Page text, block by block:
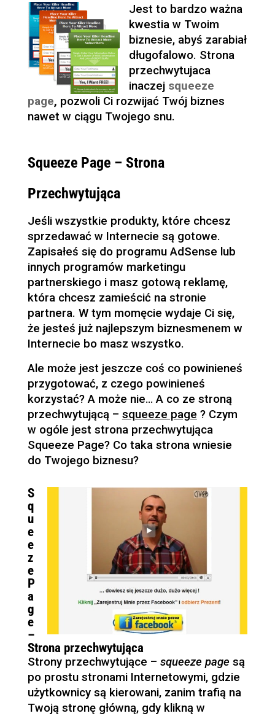
Jest to bardzo ważna
kwestia w Twoim
biznesie, abyś zarabiał
długofalowo. Strona
przechwytujaca
inaczej squeeze
page, pozwoli Ci rozwijać Twój biznes
nawet w ciągu Twojego snu.
Squeeze Page – Strona
Przechwytująca
Jeśli wszystkie produkty, które chcesz
sprzedawać w Internecie są gotowe.
Zapisałeś się do programu AdSense lub
innych programów marketingu
partnerskiego i masz gotową reklamę,
która chcesz zamieścić na stronie
partnera. W tym momęcie wydaje Ci się,
że jesteś już najlepszym biznesmenem w
Internecie bo masz wszystko.
Ale może jest jeszcze coś co powinieneś
przygotować, z czego powinieneś
korzystać? A może nie… A co ze stroną
przechwytującą – squeeze page ? Czym
w ogóle jest strona przechwytująca
Squeeze Page? Co taka strona wniesie
do Twojego biznesu?
S
q
u
e
e
z
e
P
a
g
e
–
Strona przechwytująca
Strony przechwytujące – squeeze page są
po prostu stronami Internetowymi, gdzie
użytkownicy są kierowani, zanim trafią na
Twoją stronę główną, gdy klikną w